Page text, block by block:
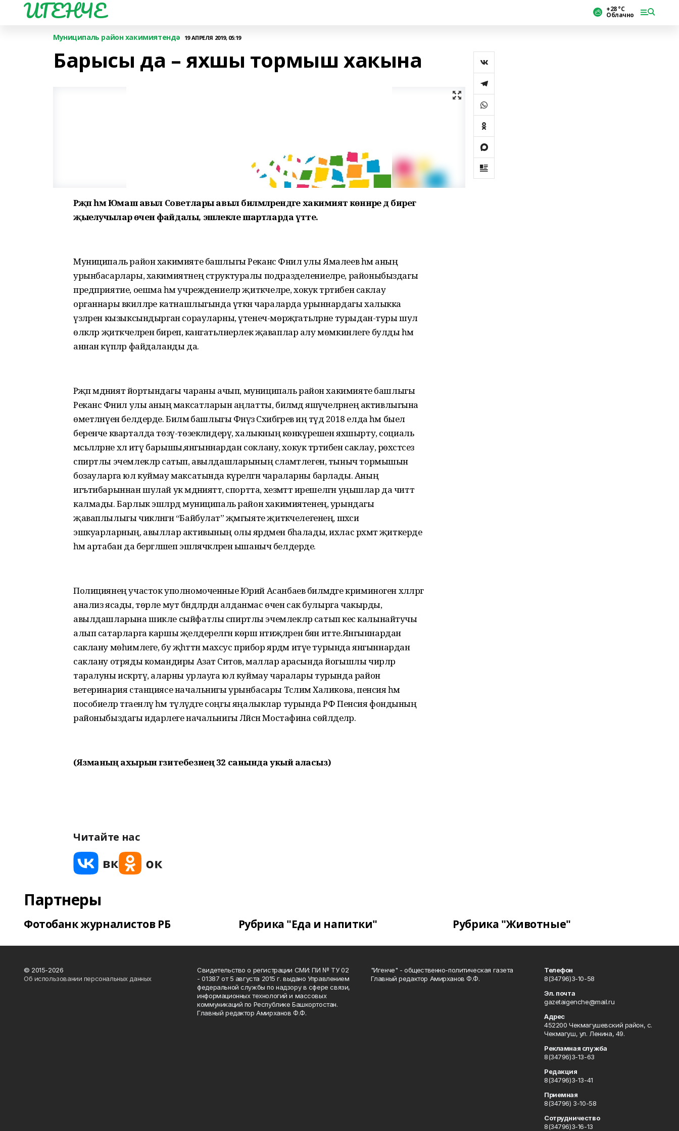
ИГЕНЧЕ +28 °С
Облачно
Муниципаль район хакимиятендә 19 АПРЕЛЯ 2019, 05:19
Барысы да – яхшы тормыш хакына
Рәҗәп һәм Юмаш авыл Советлары авыл биләмәләрендәге хакимият көннәре дә бирегә
җыелучылар өчен файдалы, эшлекле шартларда үтте.
Муниципаль район хакимияте башлыгы Реканс Фәнил улы Ямалеев һәм аның
урынбасарлары, хакимиятнең структуралы подразделениеләре, районыбыздагы
предприятие, оешма һәм учреждениеләр җитәкчеләре, хокук тәртибен саклау
органнары вәкилләре катнашлыгында үткән чараларда урыннардагы халыкка
үзләрен кызыксындырган сорауларны, үтенеч-мөрәҗәгатьләрне турыдан-туры шул
өлкәләр җитәкчеләренә биреп, канәгатьләнерлек җаваплар алу мөмкинлеге булды һәм
аннан күпләр файдаланды да.
Рәҗәп мәдәният йортындагы чараны ачып, муниципаль район хакимияте башлыгы
Реканс Фәнил улы аның максатларын аңлатты, биләмәдә яшәүчеләрнең активлыгына
өметләнүен белдерде. Биләмә башлыгы Фәнүз Сәхибгәрәев иң тәүдә 2018 елда һәм быел
беренче кварталда төзү-төзекләндерү, халыкның көнкүрешен яхшырту, социаль
мәсьәләләрне хәл итү барышы,янгыннардан соклану, хокук тәртибен саклау, рөхсәтсез
спиртлы эчемлекләр сатып, авылдашларының сәламәтлеген, тыныч тормышын
бозауларга юл куймау максатында күрелгән чараларны барлады. Аның
игътибарыннан шулай ук мәдәнияттә, спортта, хезмәттә ирешелгән уңышлар да читтә
калмады. Барлык эшләрдә муниципаль район хакимиятенең, урындагы
җаваплылыгы чикләнгән “Байбулат” җәмгыяте җитәкчелегенең, шәхси
эшкуарларның, авыллар активының олы ярдәмен бәһалады, ихлас рәхмәт җиткерде
һәм артабан да бергәләшеп эшләячәкләренә ышаныч белдерде.
Полициянең участок уполномоченные Юрий Асанбаев биләмәдәге криминоген хәлләргә
анализ ясады, төрле мут бәндәләрдән алданмас өчен сак булырга чакырды,
авылдашларына шикле сыйфатлы спиртлы эчемлекләр сатып кесә калынайтучы
алып сатарларга каршы җәелдерелгән көрәш нәтиҗәләрен бәян итте.Янгыннардан
саклану мөһимлеге, бу җәһәттән махсус прибор ярдәм итүе турында янгыннардан
саклану отряды командиры Азат Сәитов, маллар арасында йогышлы чирләр
таралуны искәртү, аларны урлауга юл куймау чаралары турында район
ветеринария станциясе начальнигы урынбасары Тәслимә Халикова, пенсия һәм
пособиеләр тәгаенләү һәм түләүдәге соңгы яңалыклар турында РФ Пенсия фондының
районыбыздагы идарәлеге начальнигы Ләйсән Мостафина сөйләделәр.
(Язманың ахырын гәзитебезнең 32 санында укый аласыз)
Читайте нас
Партнеры
Фотобанк журналистов РБ Рубрика "Еда и напитки" Рубрика "Животные"
© 2015-2026
Об использовании персональных данных
Свидетельство о регистрации СМИ: ПИ № ТУ 02
- 01387 от 5 августа 2015 г. выдано Управлением
федеральной службы по надзору в сфере связи,
информационных технологий и массовых
коммуникаций по Республике Башкортостан.
Главный редактор Амирханов Ф.Ф.
"Игенче" - общественно-политическая газета
Главный редактор Амирханов Ф.Ф.
Телефон
8(34796)3-10-58
Эл. почта
gazetaigenche@mail.ru
Адрес
452200 Чекмагушевский район, с.
Чекмагуш, ул. Ленина, 49.
Рекламная служба
8(34796)3-13-63
Редакция
8(34796)3-13-41
Приемная
8(34796) 3-10-58
Сотрудничество
8(34796)3-16-13